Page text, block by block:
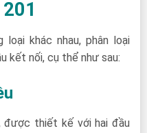
loại khác nhau, phân loại
kết nối, cụ thể như sau:
được thiết kế với hai đầu